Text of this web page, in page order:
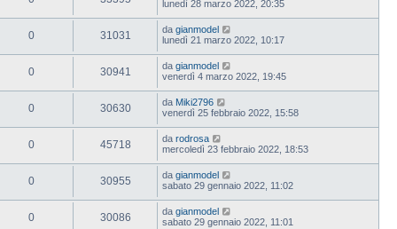
lunedì 28 marzo 2022, 20:35
0 31031 da gianmodel
lunedì 21 marzo 2022, 10:17
0 30941 da gianmodel
venerdì 4 marzo 2022, 19:45
0 30630 da Miki2796
venerdì 25 febbraio 2022, 15:58
0 45718 da rodrosa
mercoledì 23 febbraio 2022, 18:53
0 30955 da gianmodel
sabato 29 gennaio 2022, 11:02
0 30086 da gianmodel
sabato 29 gennaio 2022, 11:01